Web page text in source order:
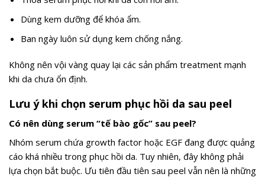
Dùng kem dưỡng để khóa ẩm.
Ban ngày luôn sử dụng kem chống nắng.
Không nên vội vàng quay lại các sản phẩm treatment mạnh
khi da chưa ổn định.
Lưu ý khi chọn serum phục hồi da sau peel
Có nên dùng serum “tế bào gốc” sau peel?
Nhóm serum chứa growth factor hoặc EGF đang được quảng
cáo khá nhiều trong phục hồi da. Tuy nhiên, đây không phải
lựa chọn bắt buộc. Ưu tiên đầu tiên sau peel vẫn nên là những